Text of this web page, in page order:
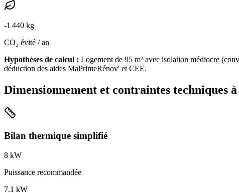
-1 440 kg
CO₂ évité / an
Hypothèses de calcul : Logement de 95 m² avec isolation médiocre (
déduction des aides MaPrimeRénov' et CEE.
Dimensionnement et contraintes techniques à
Bilan thermique simplifié
8 kW
Puissance recommandée
7.1 kW